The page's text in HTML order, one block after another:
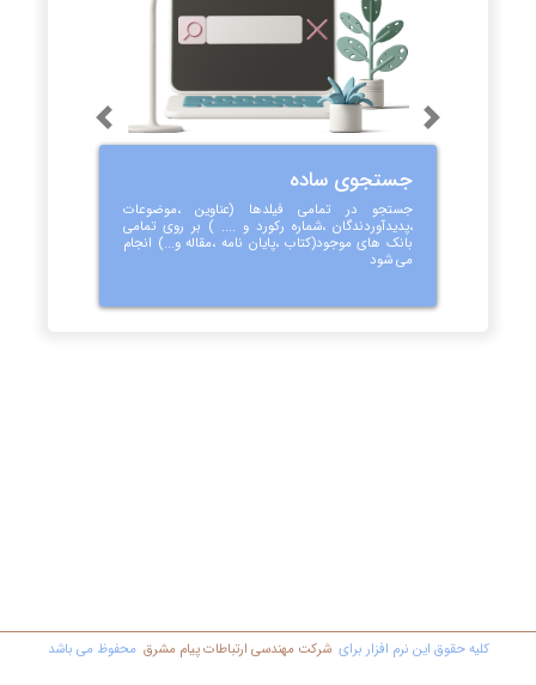
جستجوی ساده
جستجو در تمامی فیلدها (عناوین ،موضوعات
،پدیدآوردندگان ،شماره رکورد و .... ) بر روی تمامی
بانک های موجود(کتاب ،پایان نامه ،مقاله و...) انجام
می شود
Previous Next
کليه حقوق اين نرم افزار برای شرکت مهندسي ارتباطات پیام مشرق محفوظ مي باشد